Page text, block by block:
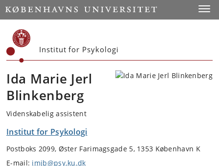
Start
Institut for Psykologi
Ida Marie Jerl
Blinkenberg
Videnskabelig assistent
Institut for Psykologi
Postboks 2099, Øster Farimagsgade 5, 1353 København K
E-mail: imjb@psy.ku.dk